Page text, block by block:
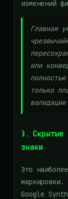
изменений
Главная
или
только
3. Скрытые
знаки
Это
маркировки.
Google